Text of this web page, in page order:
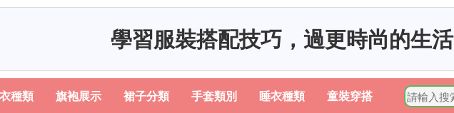
學習服裝搭配技巧，過更時尚的生活
種類 旗袍展示 裙子分類 手套類別 睡衣種類 童裝穿搭